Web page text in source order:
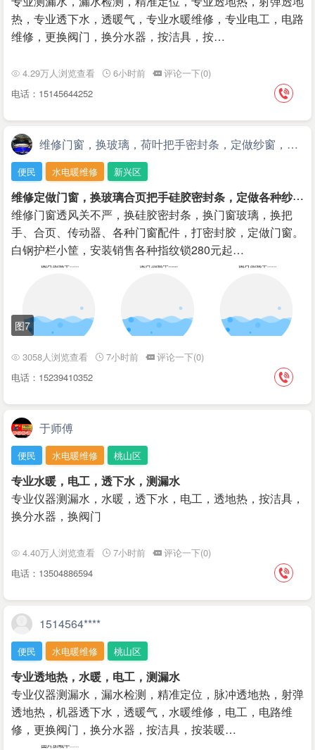
热，专业透下水，透暖气，专业水暖维修，专业电工，电路
维修，更换阀门，换分水器，按洁具，按…
4.29万人浏览查看 6小时前
评论一下(0)
电话：15145644252
维修门窗，换玻璃，荷叶把手密封条，定做纱窗，软包防盗门
便民 水电暖维修 新兴区
维
修定做门窗，换玻璃合页把手硅胶密封条，定做各种纱窗，金刚网高清纱窗，软包防盗门
维修门窗透风关不严，换硅胶密封条，换门窗玻璃，换把
手、合页、传动器、各种门窗配件，打密封胶，定做门窗。
白钢护栏小筐，安装销售各种指纹锁280元起…
图7
3058人浏览查看 7小时前
评论一下(0)
电话：15239410352
于师傅
便民 水电暖维修 桃山区
专业水暖，电工，透下水，测漏水
专业仪器测漏水，水暖，透下水，电工，透地热，按洁具，
换分水器，换阀门
4.40万人浏览查看 7小时前
评论一下(0)
电话：13504886594
1514564****
便民 水电暖维修 桃山区
专业透地热，水暖，电工，测漏水
专业仪器测漏水，漏水检测，精准定位，脉冲透地热，射弹
透地热，机器透下水，透暖气，水暖维修，电工，电路维
修，更换阀门，换分水器，按洁具，按装暖…